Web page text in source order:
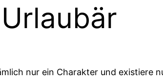
nur ein Charakter und existiere